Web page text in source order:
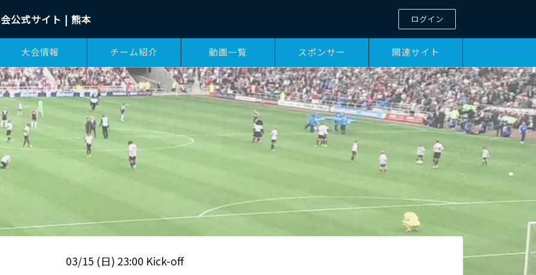
公式サイト | 熊本 ログイン
大会情報 チーム紹介 動画一覧 スポンサー 関連サイト
03/15 (日) 23:00 Kick-off